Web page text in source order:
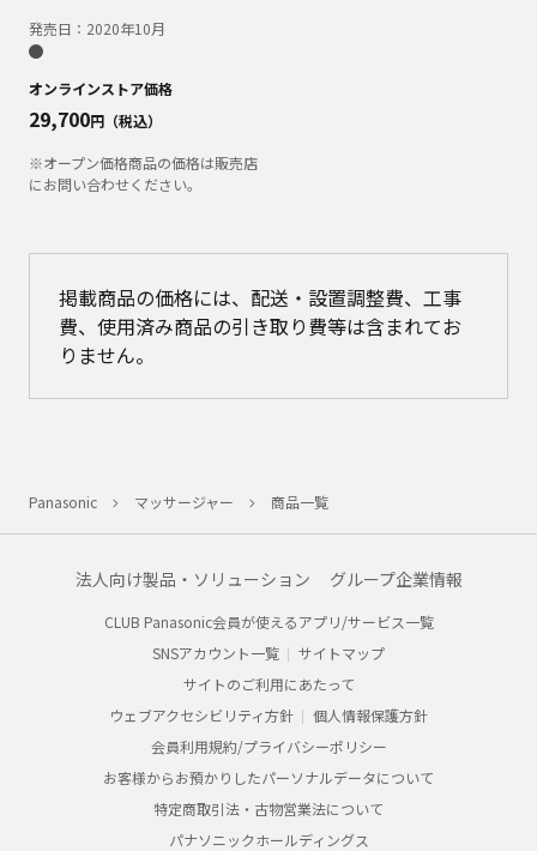
発売日： 2020年10月
オンラインストア価格
29,700円（税込）
※オープン価格商品の価格は販売店
にお問い合わせください。
掲載商品の価格には、配送・設置調整費、工事
費、使用済み商品の引き取り費等は含まれてお
りません。
Panasonic マッサージャー 商品一覧
法人向け製品・ソリューション グループ企業情報
CLUB Panasonic会員が使えるアプリ/サービス一覧
SNSアカウント一覧
サイトマップ
サイトのご利用にあたって
ウェブアクセシビリティ方針
個人情報保護方針
会員利用規約/プライバシーポリシー
お客様からお預かりしたパーソナルデータについて
特定商取引法・古物営業法について
パナソニックホールディングス